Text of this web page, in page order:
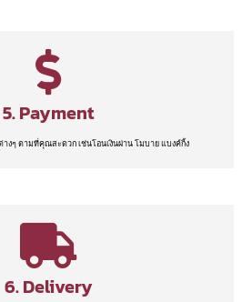
5. Payment
างๆ ตามที่คุณสะดวก เช่นโอนเงินผ่าน โมบาย แบงค์กิ้ง
6. Delivery